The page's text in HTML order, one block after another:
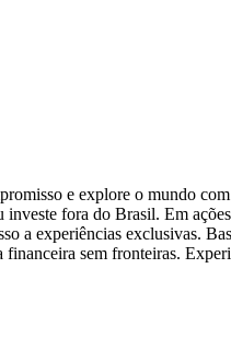
e explore o mundo
fora do Brasil. Em
a experiências exclusivas.
sem fronteiras.